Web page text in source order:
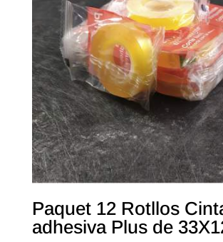
Paquet 12 Rotllos
adhesiva Plus de